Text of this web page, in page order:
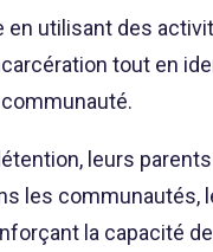
en utilisant des
tout en
leurs
les communautés,
la capacité